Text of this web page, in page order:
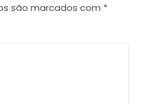
são marcados com *